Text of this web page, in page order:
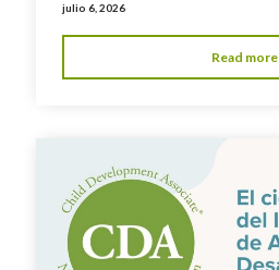
julio 6, 2026
Read more